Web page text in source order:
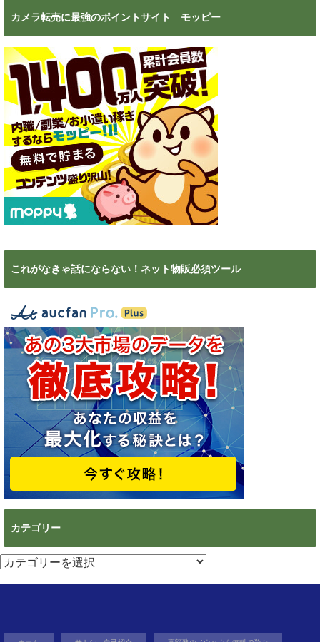
カメラ転売に最強のポイントサイト モッピー
これがなきゃ話にならない！ネット物販必須ツール
カテゴリー
カ